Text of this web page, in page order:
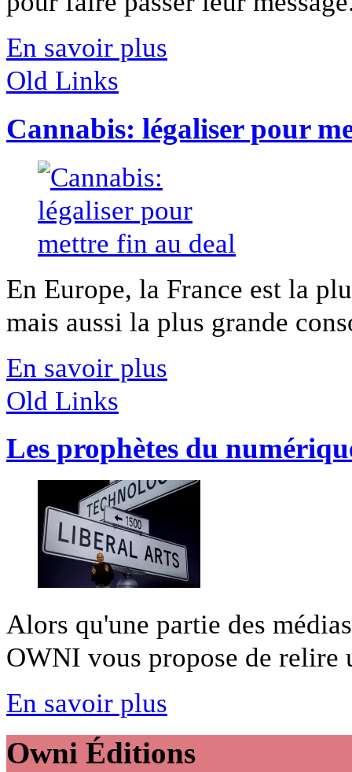
En savoir plus
Old Links
Cannabis: légaliser pour
En Europe, la France est la
mais aussi la plus grande
En savoir plus
Old Links
Les prophètes du
Alors qu'une partie des
OWNI vous propose de relire
En savoir plus
Owni Éditions